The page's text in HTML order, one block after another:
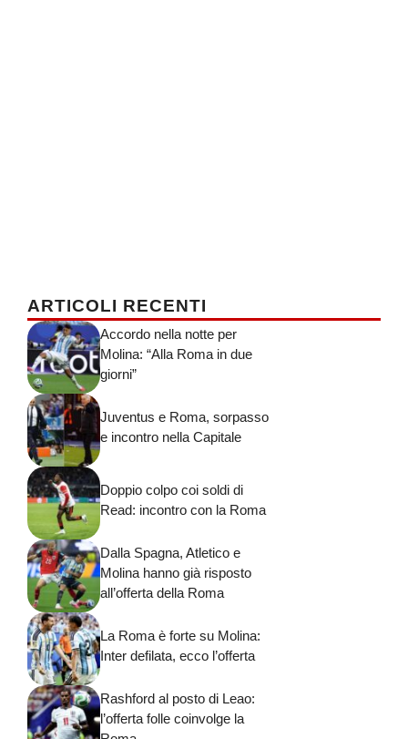
ARTICOLI RECENTI
Accordo nella notte per
Molina: “Alla Roma in due
giorni”
Juventus e Roma, sorpasso
e incontro nella Capitale
Doppio colpo coi soldi di
Read: incontro con la Roma
Dalla Spagna, Atletico e
Molina hanno già risposto
all’offerta della Roma
La Roma è forte su Molina:
Inter defilata, ecco l’offerta
Rashford al posto di Leao:
l’offerta folle coinvolge la